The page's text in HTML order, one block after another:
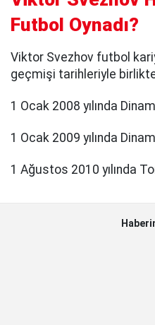
Futbol Oynadı?
Viktor Svezhov futbol
geçmişi tarihleriyle
1 Ocak 2008 yılında
1 Ocak 2009 yılında
1 Ağustos 2010 yılında